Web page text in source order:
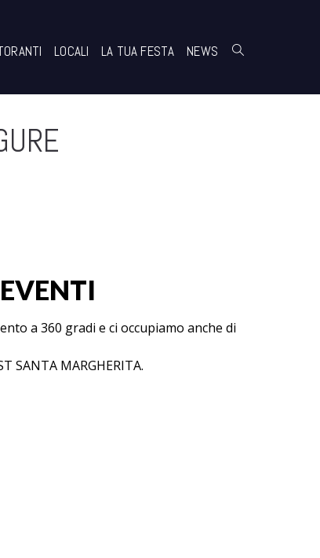
LOCALI LA TUA FESTA NEWS
a 360 gradi e ci occupiamo anche di
SANTA MARGHERITA.